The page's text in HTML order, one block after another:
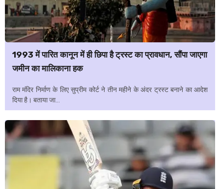
1993 में पारित कानून में ही छिपा है ट्रस्ट का प्रावधान, सौंपा जाएगा
जमीन का मालिकाना हक
राम मंदिर निर्माण के लिए सुप्रीम कोर्ट ने तीन महीने के अंदर ट्रस्ट बनाने का आदेश
दिया है। बताया जा...